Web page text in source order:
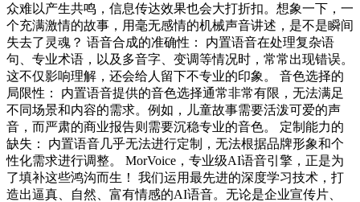
众难以产生共鸣，信息传达效果也会大打折扣。想象一下，一
个充满激情的故事，用毫无感情的机械声音讲述，是不是瞬间
失去了灵魂？ 语音合成的准确性： 内置语音在处理复杂语
句、专业术语，以及多音字、变调等情况时，常常出现错误。
这不仅影响理解，还会给人留下不专业的印象。 音色选择的
局限性： 内置语音提供的音色选择通常非常有限，无法满足
不同场景和内容的需求。例如，儿童故事需要活泼可爱的声
音，而严肃的商业报告则需要沉稳专业的音色。 定制能力的
缺失： 内置语音几乎无法进行定制，无法根据品牌形象和个
性化需求进行调整。 MorVoice，专业级AI语音引擎，正是为
了填补这些鸿沟而生！ 我们运用最先进的深度学习技术，打
造出逼真、自然、富有情感的AI语音。无论是企业宣传片、